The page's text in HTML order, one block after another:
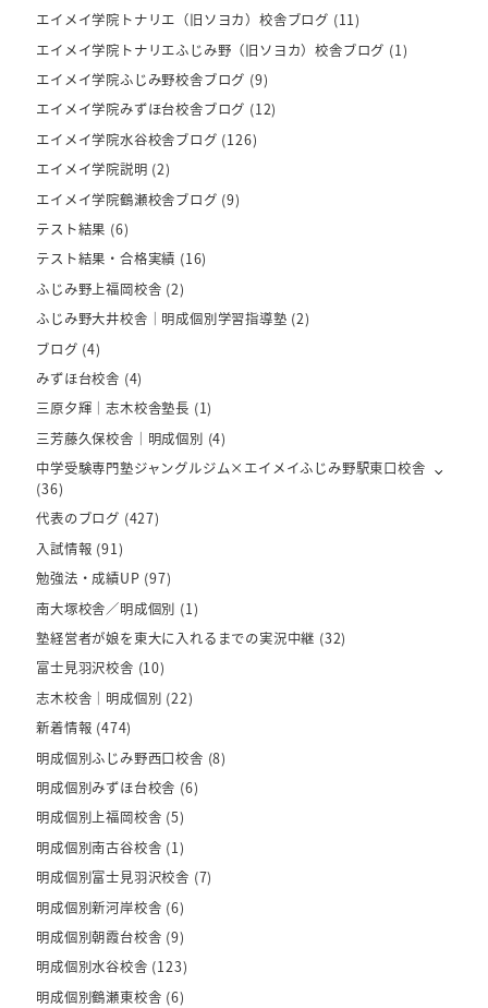
エイメイ学院トナリエ（旧ソヨカ）校舎ブログ (11)
エイメイ学院トナリエふじみ野（旧ソヨカ）校舎ブログ (1)
エイメイ学院ふじみ野校舎ブログ (9)
エイメイ学院みずほ台校舎ブログ (12)
エイメイ学院水谷校舎ブログ (126)
エイメイ学院説明 (2)
エイメイ学院鶴瀬校舎ブログ (9)
テスト結果 (6)
テスト結果・合格実績 (16)
ふじみ野上福岡校舎 (2)
ふじみ野大井校舎｜明成個別学習指導塾 (2)
ブログ (4)
みずほ台校舎 (4)
三原夕輝｜志木校舎塾長 (1)
三芳藤久保校舎｜明成個別 (4)
中学受験専門塾ジャングルジム×エイメイふじみ野駅東口校舎
(36)
代表のブログ (427)
入試情報 (91)
勉強法・成績UP (97)
南大塚校舎／明成個別 (1)
塾経営者が娘を東大に入れるまでの実況中継 (32)
富士見羽沢校舎 (10)
志木校舎｜明成個別 (22)
新着情報 (474)
明成個別ふじみ野西口校舎 (8)
明成個別みずほ台校舎 (6)
明成個別上福岡校舎 (5)
明成個別南古谷校舎 (1)
明成個別富士見羽沢校舎 (7)
明成個別新河岸校舎 (6)
明成個別朝霞台校舎 (9)
明成個別水谷校舎 (123)
明成個別鶴瀬東校舎 (6)